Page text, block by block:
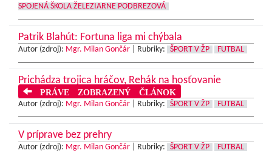
SPOJENÁ ŠKOLA ŽELEZIARNE PODBREZOVÁ
Patrik Blahút: Fortuna liga mi chýbala
Autor (zdroj): Mgr. Milan Gončár Rubriky: ŠPORT V ŽP FUTBAL
Prichádza trojica hráčov, Rehák na hosťovanie
PRÁVE ZOBRAZENÝ ČLÁNOK
Autor (zdroj): Mgr. Milan Gončár Rubriky: ŠPORT V ŽP FUTBAL
V príprave bez prehry
Autor (zdroj): Mgr. Milan Gončár Rubriky: ŠPORT V ŽP FUTBAL